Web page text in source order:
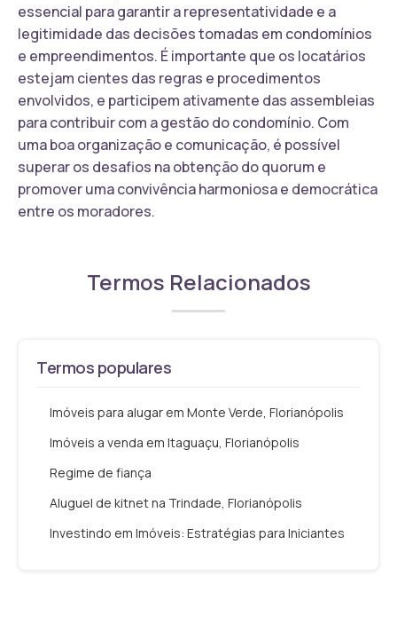
essencial para garantir a representatividade e a
legitimidade das decisões tomadas em condomínios
e empreendimentos. É importante que os locatários
estejam cientes das regras e procedimentos
envolvidos, e participem ativamente das assembleias
para contribuir com a gestão do condomínio. Com
uma boa organização e comunicação, é possível
superar os desafios na obtenção do quorum e
promover uma convivência harmoniosa e democrática
entre os moradores.
Termos Relacionados
Termos populares
Imóveis para alugar em Monte Verde, Florianópolis
Imóveis a venda em Itaguaçu, Florianópolis
Regime de fiança
Aluguel de kitnet na Trindade, Florianópolis
Investindo em Imóveis: Estratégias para Iniciantes